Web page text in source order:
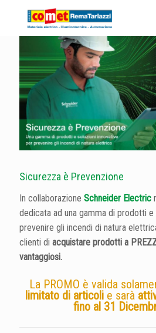
Sicurezza è Prevenzione
In collaborazione Schneider Electric
dedicata ad una gamma di prodotti
prevenire gli incendi di natura
clienti di acquistare prodotti a
vantaggiosi.
La PROMO è valida
limitato di articoli e sarà
fino al 31